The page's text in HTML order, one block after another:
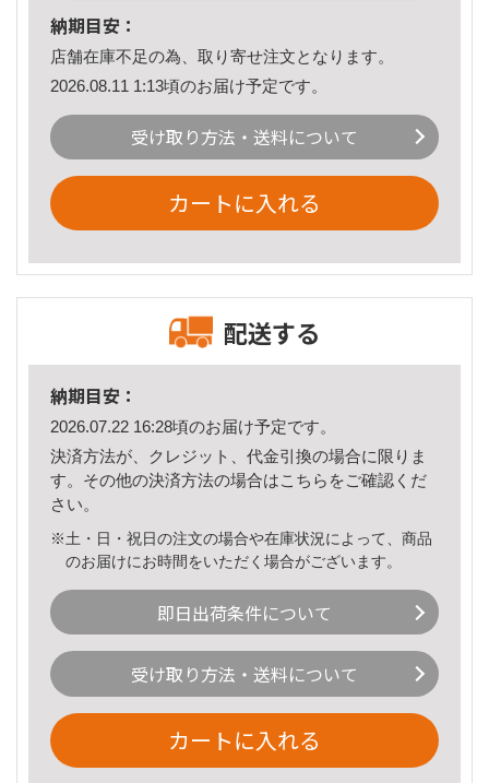
納期目安：
店舗在庫不足の為、取り寄せ注文となります。
2026.08.11 1:13頃のお届け予定です。
受け取り方法・送料について
カートに入れる
配送する
納期目安：
2026.07.22 16:28頃のお届け予定です。
決済方法が、クレジット、代金引換の場合に限りま
す。その他の決済方法の場合はこちら をご確認くだ
さい。
※土・日・祝日の注文の場合や在庫状況によって、商品
のお届けにお時間をいただく場合がございます。
即日出荷条件について
受け取り方法・送料について
カートに入れる